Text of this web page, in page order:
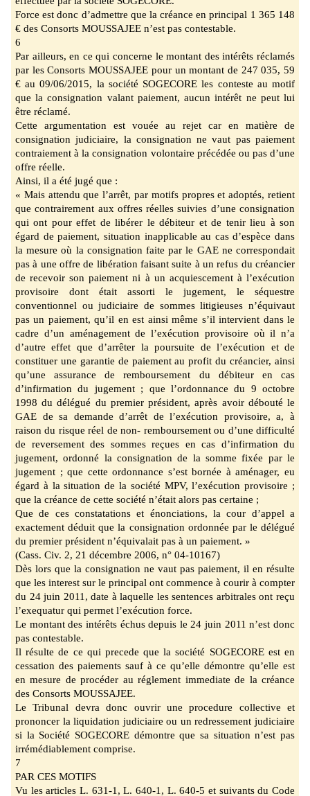
Force est donc d’admettre que la créance en principal 1 365 148
€ des Consorts MOUSSAJEE n’est pas contestable.
6
Par ailleurs, en ce qui concerne le montant des intérêts réclamés
par les Consorts MOUSSAJEE pour un montant de 247035, 59
€ au 09/06/2015, la société SOGECORE les conteste au motif
que la consignation valant paiement, aucun intérêt ne peut lui
être réclamé.
Cette argumentation est vouée au rejet car en matière de
consignation judiciaire, la consignation ne vaut pas paiement
contraiement à la consignation volontaire précédée ou pas d’une
offre réelle.
Ainsi, il a été jugé que :
« Mais attendu que l’arrêt, par motifs propres et adoptés, retient
que contrairement aux offres réelles suivies d’une consignation
qui ont pour effet de libérer le débiteur et de tenir lieu à son
égard de paiement, situation inapplicable au cas d’espèce dans
la mesure où la consignation faite par le GAE ne correspondait
pas à une offre de libération faisant suite à unrefus du créancier
de recevoir son paiement ni à un acquiescement à l’exécution
provisoire dont était assorti le jugement, le séquestre
conventionnel ou judiciaire de sommes litigieuses n’équivaut
pas un paiement, qu’il en est ainsi même s’il intervient dans le
cadre d’un aménagement de l’exécution provisoire où il n’a
d’autre effet que d’arrêter la poursuite de l’exécution et de
constituer une garantie de paiement au profit du créancier, ainsi
qu’une assurance de remboursement du débiteur en cas
d’infirmation du jugement ; que l’ordonnance du 9 octobre
1998 du délégué du premier président, après avoir débouté le
GAE de sa demande d’arrêt de l’exécution provisoire, a, à
raison du risque réel de non- remboursement ou d’une difficulté
de reversement des sommes reçues en cas d’infirmation du
jugement, ordonné la consignation de la somme fixée par le
jugement ; que cette ordonnance s’est bornée à aménager, eu
égard à la situation de la société MPV, l’exécution provisoire ;
que la créance de cette société n’était alors pas certaine ;
Que de ces constatations et énonciations, la cour d’appel a
exactement déduit que la consignation ordonnée par le délégué
du premier président n’équivalait pas à un paiement. »
(Cass. Civ. 2, 21 décembre 2006, n° 04-10167)
Dès lors que la consignation ne vaut pas paiement, il en résulte
que les interest sur le principal ont commence à courir à compter
du 24 juin 2011, date à laquelle les sentences arbitrales ont reçu
l’exequatur qui permet l’exécution force.
Le montant des intérêts échus depuis le 24 juin 2011 n’est donc
pas contestable.
Il résulte de ce qui precede que la société SOGECORE est en
cessation des paiements sauf à ce qu’elle démontre qu’elle est
en mesure de procéder au réglement immediate de la créance
des Consorts MOUSSAJEE.
Le Tribunal devra donc ouvrir une procedure collective et
prononcer la liquidation judiciaire ou un redressement judiciaire
si la Société SOGECORE démontre que sa situation n’est pas
irrémédiablement comprise.
7
PAR CES MOTIFS
Vu les articles L. 631-1, L. 640-1, L. 640-5 et suivants du Code